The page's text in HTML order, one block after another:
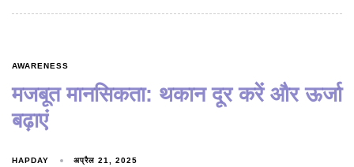
AWARENESS
मजबूत मानसिकता: थकान दूर करें और ऊर्जा
बढ़ाएं
HAPDAY अप्रैल 21, 2025